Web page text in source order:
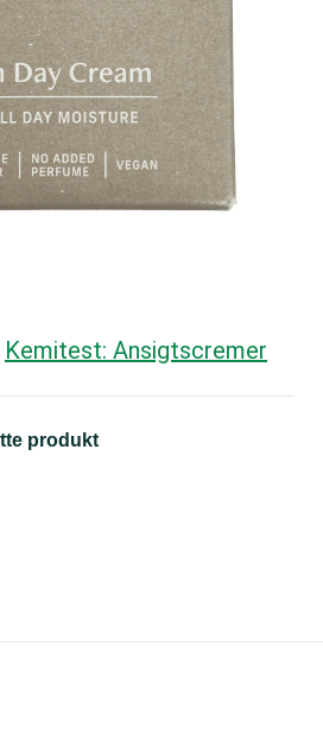
Kemitest: Ansigtscremer
produkt